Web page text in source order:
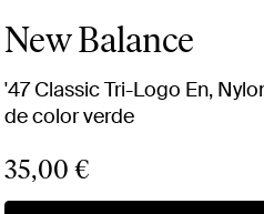
New Balance
'47 Classic Tri-Logo En,
de color verde
35,00 €